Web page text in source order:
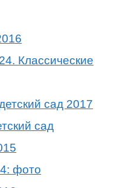
Классические
сад
фото